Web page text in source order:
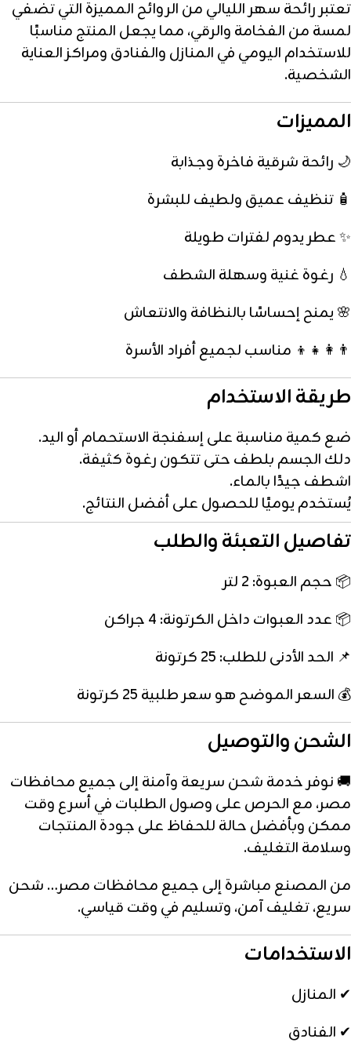
تعتبر رائحة سهر الليالي من الروائح المميزة التي تضفي
لمسة من الفخامة والرقي، مما يجعل المنتج مناسبًا
للاستخدام اليومي في المنازل والفنادق ومراكز العناية
الشخصية.
المميزات
🌙 رائحة شرقية فاخرة وجذابة
🧴 تنظيف عميق ولطيف للبشرة
✨ عطر يدوم لفترات طويلة
💧 رغوة غنية وسهلة الشطف
🌸 يمنح إحساسًا بالنظافة والانتعاش
👨‍👩‍👧‍👦 مناسب لجميع أفراد الأسرة
طريقة الاستخدام
ضع كمية مناسبة على إسفنجة الاستحمام أو اليد.
دلك الجسم بلطف حتى تتكون رغوة كثيفة.
اشطف جيدًا بالماء.
يُستخدم يوميًا للحصول على أفضل النتائج.
تفاصيل التعبئة والطلب
📦 حجم العبوة: 2 لتر
📦 عدد العبوات داخل الكرتونة: 4 جراكن
📌 الحد الأدنى للطلب: 25 كرتونة
💰 السعر الموضح هو سعر طلبية 25 كرتونة
الشحن والتوصيل
🚚 نوفر خدمة شحن سريعة وآمنة إلى جميع محافظات
مصر، مع الحرص على وصول الطلبات في أسرع وقت
ممكن وبأفضل حالة للحفاظ على جودة المنتجات
وسلامة التغليف.
من المصنع مباشرة إلى جميع محافظات مصر… شحن
سريع، تغليف آمن، وتسليم في وقت قياسي.
الاستخدامات
✔ المنازل
✔ الفنادق